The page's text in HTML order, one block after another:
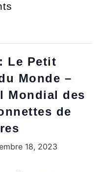
Le Petit
Monde –
Mondial des
de
18, 2023